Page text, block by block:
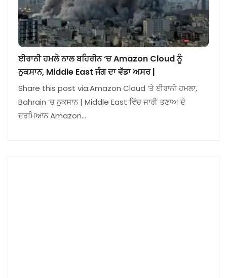
ਈਰਾਨੀ ਹਮਲੇ ਨਾਲ ਬਹਿਰੀਨ ‘ਚ Amazon Cloud ਨੂੰ
ਨੁਕਸਾਨ, Middle East ਜੰਗ ਦਾ ਵੱਡਾ ਅਸਰ |
Share this post via:Amazon Cloud ‘ਤੇ ਈਰਾਨੀ ਹਮਲਾ,
Bahrain ‘ਚ ਨੁਕਸਾਨ | Middle East ਵਿੱਚ ਜਾਰੀ ਤਣਾਅ ਦੇ
ਦਰਮਿਆਨ Amazon…